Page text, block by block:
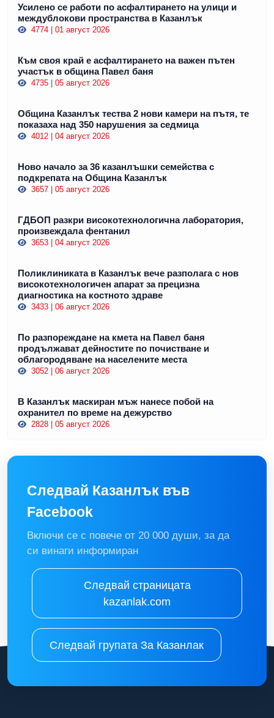
Усилено се работи по асфалтирането на улици и
междублокови пространства в Казанлък
4774 | 01 август 2026
Към своя край е асфалтирането на важен пътен
участък в община Павел баня
4735 | 05 август 2026
Община Казанлък тества 2 нови камери на пътя, те
показаха над 350 нарушения за седмица
4012 | 04 август 2026
Ново начало за 36 казанлъшки семейства с
подкрепата на Община Казанлък
3657 | 05 август 2026
ГДБОП разкри високотехнологична лаборатория,
произвеждала фентанил
3653 | 04 август 2026
Поликлиниката в Казанлък вече разполага с нов
високотехнологичен апарат за прецизна
диагностика на костното здраве
3433 | 06 август 2026
По разпореждане на кмета на Павел баня
продължават дейностите по почистване и
облагородяване на населените места
3052 | 06 август 2026
В Казанлък маскиран мъж нанесе побой на
охранител по време на дежурство
2828 | 05 август 2026
Следвай Казанлък във
Facebook
Включи се с повече от 20 000 души, за да
си винаги информиран
Следвай страницата
kazanlak.com
Следвай групата За Казанлак